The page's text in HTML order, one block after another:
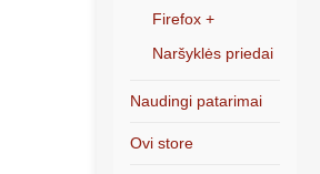
Firefox +
Naršyklės priedai
Naudingi patarimai
Ovi store